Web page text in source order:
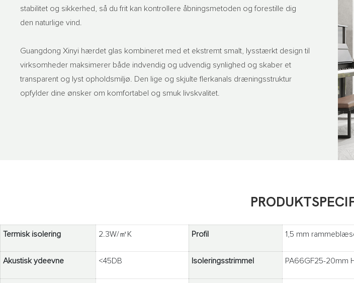
stabilitet og sikkerhed, så du frit kan kontrollere åbningsmetoden og forestille dig
den naturlige vind.
Guangdong Xinyi hærdet glas kombineret med et ekstremt smalt, lysstærkt design til
virksomheder maksimerer både indvendig og udvendig synlighed og skaber et
transparent og lyst opholdsmiljø. Den lige og skjulte flerkanals dræningsstruktur
opfylder dine ønsker om komfortabel og smuk livskvalitet.
Termisk isolering 2.3W/㎡K Profil 1,5 mm
Akustisk ydeevne <45DB Isoleringsstrimmel PA66GF25-20mm